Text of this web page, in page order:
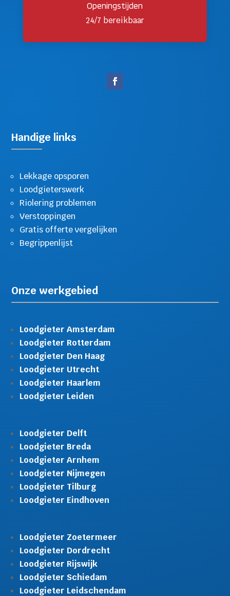
Openingstijden
24/7 bereikbaar
Gratis offerte in 24
uur
Landelijke dekking.
Handige links
Lekkage opsporen
Loodgieterswerk
Riolering problemen
Verstoppingen
Gratis offerte vergelijken
Begrippenlijst
Onze werkgebied
Loodgieter Amsterdam
Loodgieter Rotterdam
Loodgieter Den Haag
Loodgieter Utrecht
Loodgieter Haarlem
Loodgieter Leiden
Loodgieter Delft
Loodgieter Breda
Loodgieter Arnhem
Loodgieter Nijmegen
Loodgieter Tilburg
Loodgieter Eindhoven
Loodgieter Zoetermeer
Loodgieter Dordrecht
Loodgieter Rijswijk
Loodgieter Schiedam
Loodgieter Leidschendam